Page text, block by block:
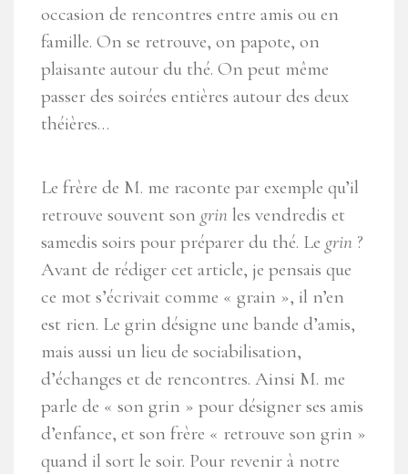
occasion de rencontres entre amis ou en
famille. On se retrouve, on papote, on
plaisante autour du thé. On peut même
passer des soirées entières autour des deux
théières…
Le frère de M. me raconte par exemple qu’il
retrouve souvent son grin les vendredis et
samedis soirs pour préparer du thé. Le grin ?
Avant de rédiger cet article, je pensais que
ce mot s’écrivait comme « grain », il n’en
est rien. Le grin désigne une bande d’amis,
mais aussi un lieu de sociabilisation,
d’échanges et de rencontres. Ainsi M. me
parle de « son grin » pour désigner ses amis
d’enfance, et son frère « retrouve son grin »
quand il sort le soir. Pour revenir à notre